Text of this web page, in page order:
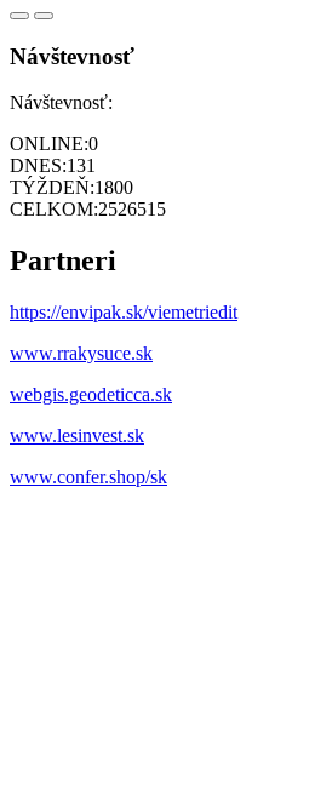
Návštevnosť
Návštevnosť:
ONLINE:0
DNES:131
TÝŽDEŇ:1800
CELKOM:2526515
Partneri
https://envipak.sk/viemetriedit
www.rrakysuce.sk
webgis.geodeticca.sk
www.lesinvest.sk
www.confer.shop/sk